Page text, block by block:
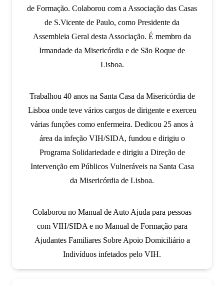
de Formação. Colaborou com a Associação das Casas
de S.Vicente de Paulo, como Presidente da
Assembleia Geral desta Associação. É membro da
Irmandade da Misericórdia e de São Roque de
Lisboa.
Trabalhou 40 anos na Santa Casa da Misericórdia de
Lisboa onde teve vários cargos de dirigente e exerceu
várias funções como enfermeira. Dedicou 25 anos à
área da infeção VIH/SIDA, fundou e dirigiu o
Programa Solidariedade e dirigiu a Direção de
Intervenção em Públicos Vulneráveis na Santa Casa
da Misericórdia de Lisboa.
Colaborou no Manual de Auto Ajuda para pessoas
com VIH/SIDA e no Manual de Formação para
Ajudantes Familiares Sobre Apoio Domiciliário a
Indivíduos infetados pelo VIH.